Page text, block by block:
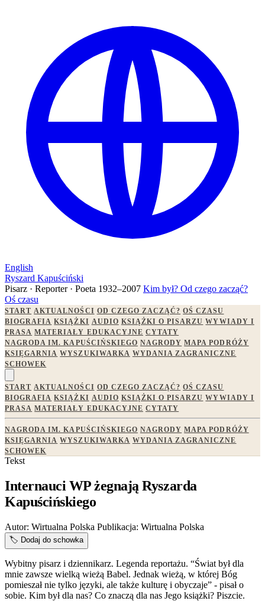
English
Ryszard Kapuściński
Pisarz · Reporter · Poeta 1932–2007 Kim był? Od czego zacząć?
Oś czasu
START AKTUALNOŚCI OD CZEGO ZACZĄĆ? OŚ CZASU
BIOGRAFIA KSIĄŻKI AUDIO KSIĄŻKI O PISARZU WYWIADY I
PRASA MATERIAŁY EDUKACYJNE CYTATY
NAGRODA IM. KAPUŚCIŃSKIEGO NAGRODY MAPA PODRÓŻY
KSIĘGARNIA WYSZUKIWARKA WYDANIA ZAGRANICZNE
SCHOWEK
START AKTUALNOŚCI OD CZEGO ZACZĄĆ? OŚ CZASU
BIOGRAFIA KSIĄŻKI AUDIO KSIĄŻKI O PISARZU WYWIADY I
PRASA MATERIAŁY EDUKACYJNE CYTATY
NAGRODA IM. KAPUŚCIŃSKIEGO NAGRODY MAPA PODRÓŻY
KSIĘGARNIA WYSZUKIWARKA WYDANIA ZAGRANICZNE
SCHOWEK
Tekst
Internauci WP żegnają Ryszarda
Kapuścińskiego
Autor: Wirtualna Polska Publikacja: Wirtualna Polska
🏷️ Dodaj do schowka
Wybitny pisarz i dziennikarz. Legenda reportażu. “Świat był dla
mnie zawsze wielką wieżą Babel. Jednak wieżą, w której Bóg
pomieszał nie tylko języki, ale także kulturę i obyczaje” - pisał o
sobie. Kim był dla nas? Co znaczą dla nas Jego książki? Piszcie.